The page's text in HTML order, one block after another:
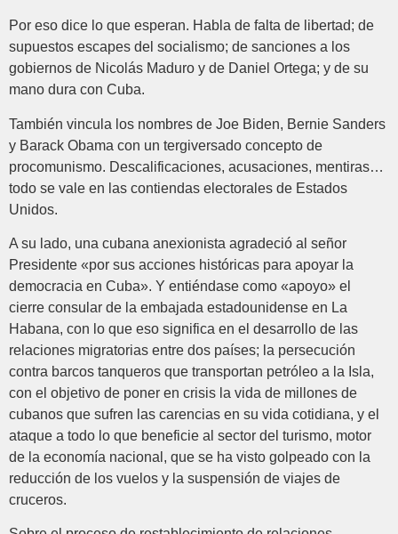
Por eso dice lo que esperan. Habla de falta de libertad; de
supuestos escapes del socialismo; de sanciones a los
gobiernos de Nicolás Maduro y de Daniel Ortega; y de su
mano dura con Cuba.
También vincula los nombres de Joe Biden, Bernie Sanders
y Barack Obama con un tergiversado concepto de
procomunismo. Descalificaciones, acusaciones, mentiras…
todo se vale en las contiendas electorales de Estados
Unidos.
A su lado, una cubana anexionista agradeció al señor
Presidente «por sus acciones históricas para apoyar la
democracia en Cuba». Y entiéndase como «apoyo» el
cierre consular de la embajada estadounidense en La
Habana, con lo que eso significa en el desarrollo de las
relaciones migratorias entre dos países; la persecución
contra barcos tanqueros que transportan petróleo a la Isla,
con el objetivo de poner en crisis la vida de millones de
cubanos que sufren las carencias en su vida cotidiana, y el
ataque a todo lo que beneficie al sector del turismo, motor
de la economía nacional, que se ha visto golpeado con la
reducción de los vuelos y la suspensión de viajes de
cruceros.